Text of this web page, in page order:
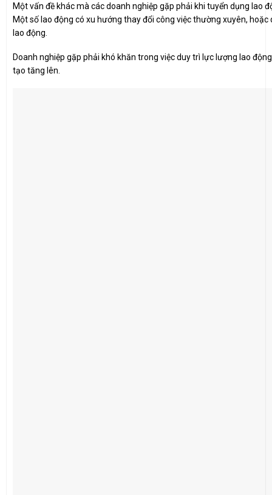
Một vấn đề khác mà các doanh nghiệp gặp phải khi tuyển dụng lao
Một số lao động có xu hướng thay đổi công việc thường xuyên,
lao động.
Doanh nghiệp gặp phải khó khăn trong việc duy trì lực lượng lao
tạo tăng lên.